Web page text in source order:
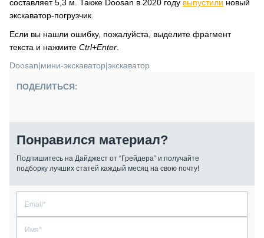
составляет 5,3 м. Также Doosan в 2020 году выпустили новый
экскаватор-погрузчик.
Если вы нашли ошибку, пожалуйста, выделите фрагмент
текста и нажмите Ctrl+Enter.
Doosan|мини-экскаватор|экскаватор
ПОДЕЛИТЬСЯ:
Понравился материал?
Подпишитесь на Дайджест от “Грейдера” и получайте
подборку лучших статей каждый месяц на свою почту!